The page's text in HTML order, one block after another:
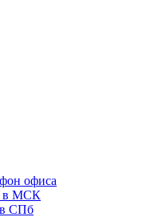
офиса
в МСК
в СПб